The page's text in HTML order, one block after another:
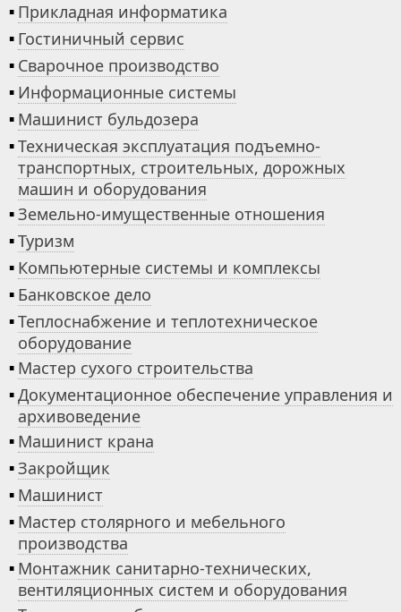
▪ Прикладная информатика
▪ Гостиничный сервис
▪ Сварочное производство
▪ Информационные системы
▪ Машинист бульдозера
▪Техническая эксплуатация подъемно-
транспортных, строительных, дорожных
машин и оборудования
▪Земельно-имущественные отношения
▪Туризм
▪ Компьютерные системы и комплексы
▪ Банковское дело
▪Теплоснабжение и теплотехническое
оборудование
▪ Мастер сухого строительства
▪Документационное обеспечение управления и
архивоведение
▪ Машинист крана
▪Закройщик
▪ Машинист
▪ Мастер столярного и мебельного
производства
▪ Монтажник санитарно-технических,
вентиляционных систем и оборудования